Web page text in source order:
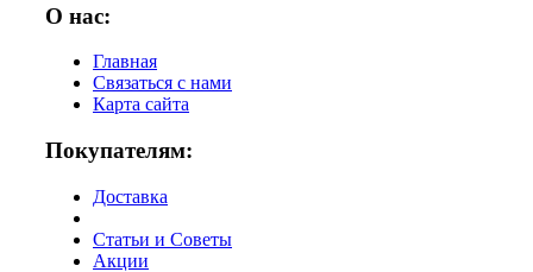
О нас:
Главная
Связаться с нами
Карта сайта
Покупателям:
Доставка
Статьи и Советы
Акции